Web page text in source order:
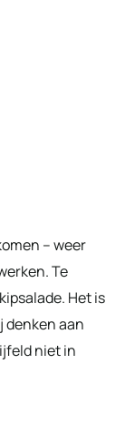
– weer
Te
Het is
denken aan
niet in